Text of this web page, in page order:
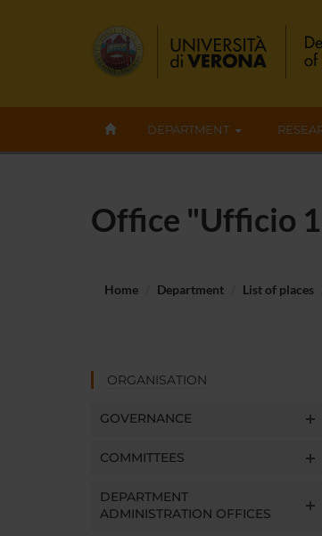
DEPARTMENT
Office "Ufficio
Home Department List of places
ORGANISATION
GOVERNANCE
COMMITTEES
DEPARTMENT
ADMINISTRATION OFFICES